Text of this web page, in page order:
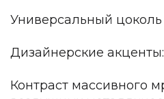
Террасные и фасадные
Биоклиматические перголы
Камень
Изделия из натурального
Универсальный цоколь
Дизайнерские акценты:
Контраст массивного